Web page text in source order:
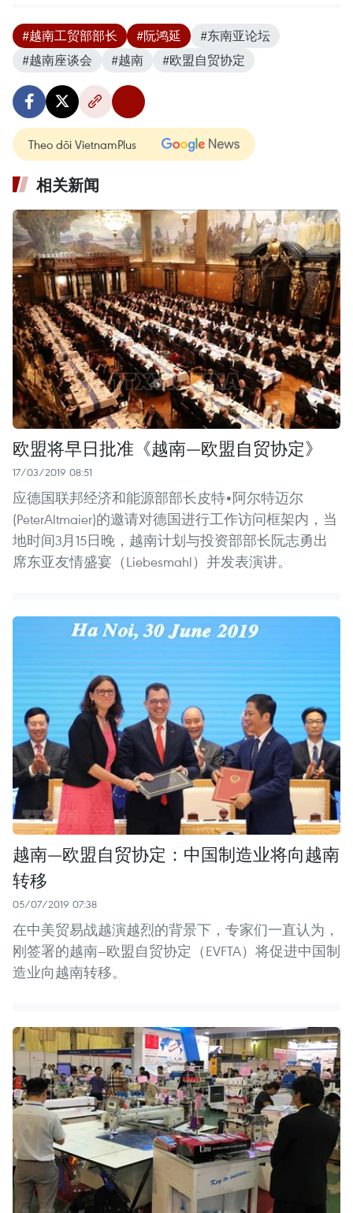
#越南工贸部部长 #阮鸿延
#东南亚论坛
#越南座谈会
#越南 #欧盟自贸协定
Theo dõi VietnamPlus
相关新闻
欧盟将早日批准《越南—欧盟自贸协定》
17/03/2019 08:51
应德国联邦经济和能源部部长皮特•阿尔特迈尔
(PeterAltmaier)的邀请对德国进行工作访问框架内，当
地时间3月15日晚，越南计划与投资部部长阮志勇出
席东亚友情盛宴（Liebesmahl）并发表演讲。
越南—欧盟自贸协定：中国制造业将向越南
转移
05/07/2019 07:38
在中美贸易战越演越烈的背景下，专家们一直认为，
刚签署的越南—欧盟自贸协定（EVFTA）将促进中国制
造业向越南转移。